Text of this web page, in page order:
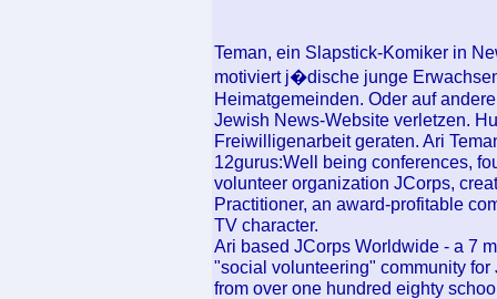
Teman, ein Slapstick-Komiker in
motiviert j�dische junge
Heimatgemeinden. Oder auf
Jewish News-Website verletzen.
Freiwilligenarbeit geraten. Ari
12gurus:Well being conferences,
volunteer organization JCorps,
Practitioner, an award-profitable
TV character.
Ari based JCorps Worldwide - a 7
"social volunteering" community
from over one hundred eighty